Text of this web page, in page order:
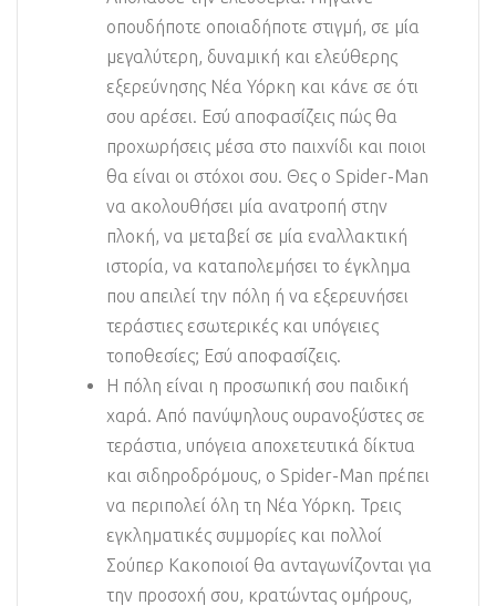
οπουδήποτε οποιαδήποτε στιγμή, σε μία
μεγαλύτερη, δυναμική και ελεύθερης
εξερεύνησης Νέα Υόρκη και κάνε σε ότι
σου αρέσει. Εσύ αποφασίζεις πώς θα
προχωρήσεις μέσα στο παιχνίδι και ποιοι
θα είναι οι στόχοι σου. Θες ο Spider-Man
να ακολουθήσει μία ανατροπή στην
πλοκή, να μεταβεί σε μία εναλλακτική
ιστορία, να καταπολεμήσει το έγκλημα
που απειλεί την πόλη ή να εξερευνήσει
τεράστιες εσωτερικές και υπόγειες
τοποθεσίες; Εσύ αποφασίζεις.
Η πόλη είναι η προσωπική σου παιδική
χαρά. Από πανύψηλους ουρανοξύστες σε
τεράστια, υπόγεια αποχετευτικά δίκτυα
και σιδηροδρόμους, ο Spider-Man πρέπει
να περιπολεί όλη τη Νέα Υόρκη. Τρεις
εγκληματικές συμμορίες και πολλοί
Σούπερ Κακοποιοί θα ανταγωνίζονται για
την προσοχή σου, κρατώντας ομήρους,